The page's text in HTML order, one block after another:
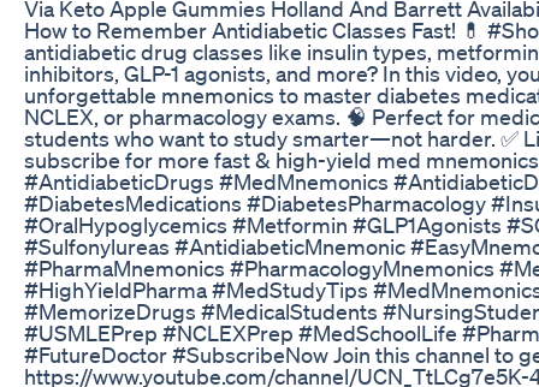
Via Keto Apple Gummies Holland And Barrett
How to Remember Antidiabetic Classes Fast! 💊
antidiabetic drug classes like insulin types,
inhibitors, GLP-1 agonists, and more? In this video,
unforgettable mnemonics to master diabetes
NCLEX, or pharmacology exams. 🧠 Perfect for
students who want to study smarter—not harder. ✅
subscribe for more fast & high-yield med
#AntidiabeticDrugs #MedMnemonics
#DiabetesMedications #DiabetesPharmacology
#OralHypoglycemics #Metformin #GLP1Agonists
#Sulfonylureas #AntidiabeticMnemonic
#PharmaMnemonics #PharmacologyMnemonics
#HighYieldPharma #MedStudyTips
#MemorizeDrugs #MedicalStudents
#USMLEPrep #NCLEXPrep #MedSchoolLife
#FutureDoctor #SubscribeNow Join this channel to
https://www.youtube.com/channel/UCN_TtLCg7e5K-